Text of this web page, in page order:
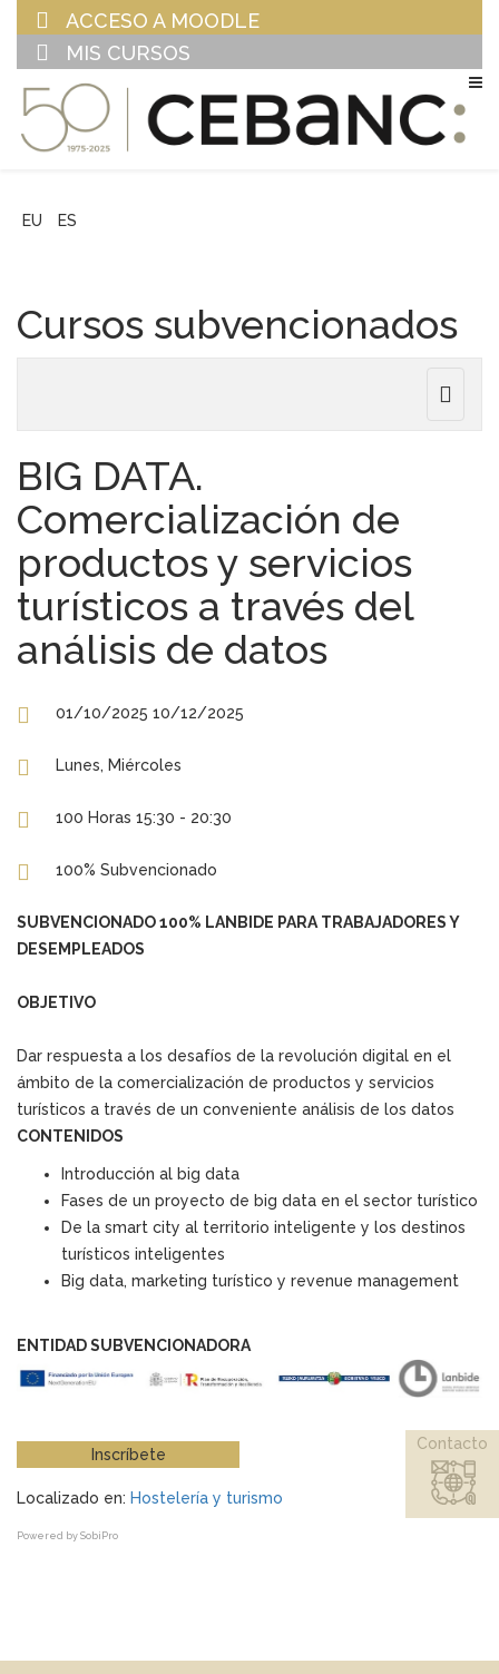
ACCESO A MOODLE
MIS CURSOS
EU ES
Cursos subvencionados
Toggle
BIG DATA.
Comercialización de
productos y servicios
turísticos a través del
análisis de datos
01/10/2025 10/12/2025
Lunes, Miércoles
100 Horas 15:30 - 20:30
100% Subvencionado
SUBVENCIONADO 100% LANBIDE PARA TRABAJADORES Y
DESEMPLEADOS
OBJETIVO
Dar respuesta a los desafíos de la revolución digital en el
ámbito de la comercialización de productos y servicios
turísticos a través de un conveniente análisis de los datos
CONTENIDOS
Introducción al big data
Fases de un proyecto de big data en el sector turístico
De la smart city al territorio inteligente y los destinos
turísticos inteligentes
Big data, marketing turístico y revenue management
ENTIDAD SUBVENCIONADORA
Inscríbete
Localizado en: Hostelería y turismo
Powered by SobiPro
Contacto